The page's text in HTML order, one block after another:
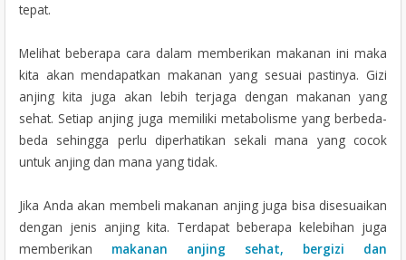
tepat.
Melihat beberapa cara dalam memberikan makanan ini maka
kita akan mendapatkan makanan yang sesuai pastinya. Gizi
anjing kita juga akan lebih terjaga dengan makanan yang
sehat. Setiap anjing juga memiliki metabolisme yang berbeda-
beda sehingga perlu diperhatikan sekali mana yang cocok
untuk anjing dan mana yang tidak.
Jika Anda akan membeli makanan anjing juga bisa disesuaikan
dengan jenis anjing kita. Terdapat beberapa kelebihan juga
memberikan makanan anjing sehat, bergizi dan